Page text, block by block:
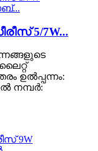
5/7W...
ഉൽപ്പന്നം:
നമ്പർ: